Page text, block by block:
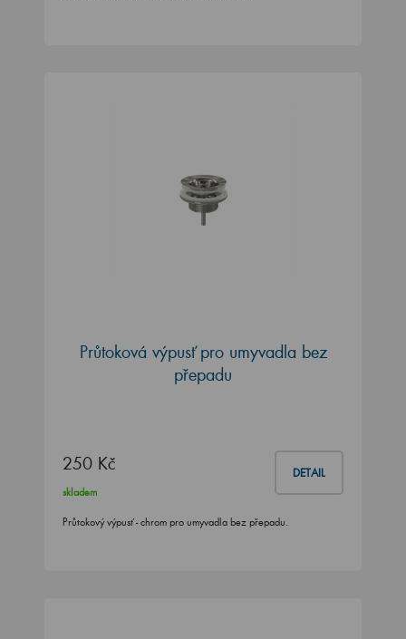
Průtoková výpusť pro umyvadla bez
přepadu
250 Kč DETAIL
skladem
Průtokový výpusť - chrom pro umyvadla bez přepadu.